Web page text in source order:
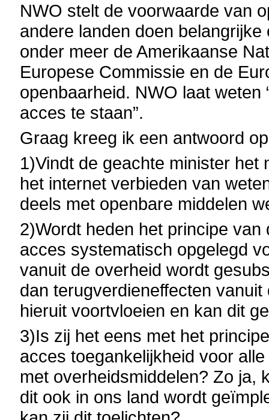
NWO stelt de voorwaarde van
andere landen doen
onder meer de Amerikaanse
Europese Commissie en de
openbaarheid. NWO laat
acces te staan”.
Graag kreeg ik een antwoord
1)Vindt de geachte minister
het internet verbieden van
deels met openbare middelen
2)Wordt heden het principe
acces systematisch opgelegd
vanuit de overheid wordt
dan terugverdieneffecten
hieruit voortvloeien en kan dit
3)Is zij het eens met het
acces toegankelijkheid voor
met overheidsmiddelen? Zo ja,
dit ook in ons land wordt